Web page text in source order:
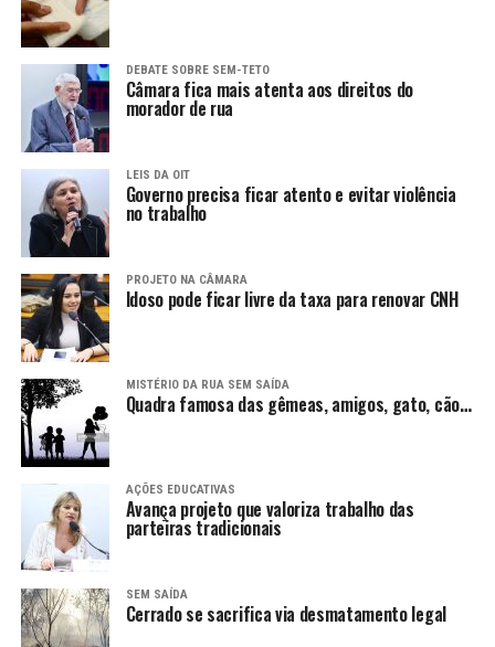
DEBATE SOBRE SEM-TETO
Câmara fica mais atenta aos direitos do
morador de rua
LEIS DA OIT
Governo precisa ficar atento e evitar violência
no trabalho
PROJETO NA CÂMARA
Idoso pode ficar livre da taxa para renovar CNH
MISTÉRIO DA RUA SEM SAÍDA
Quadra famosa das gêmeas, amigos, gato, cão…
AÇÕES EDUCATIVAS
Avança projeto que valoriza trabalho das
parteiras tradicionais
SEM SAÍDA
Cerrado se sacrifica via desmatamento legal